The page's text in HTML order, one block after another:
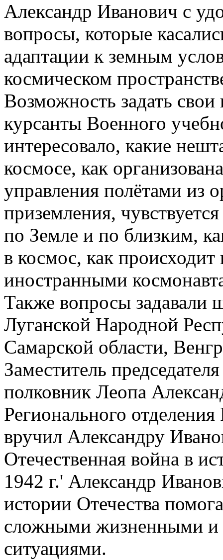
Александр Иванович с
вопросы, которые
адаптации к земным
космическом
Возможность задать
курсанты Военного
интересовало, какие
космосе, как
управления полётами из
приземления,
по Земле и по близким,
в космос, как происходит
иностранными
Также вопросы задавали
Луганской Народной
Самарской области,
Заместитель
полковник Леопа
Регионального
вручил Александру
Отечественная война в
1942 г.' Александр
истории Отечества
сложными жизненными и
ситуациями.